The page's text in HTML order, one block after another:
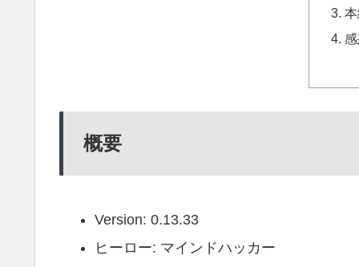
概要
Version: 0.13.33
ヒーロー: マインドハッカー